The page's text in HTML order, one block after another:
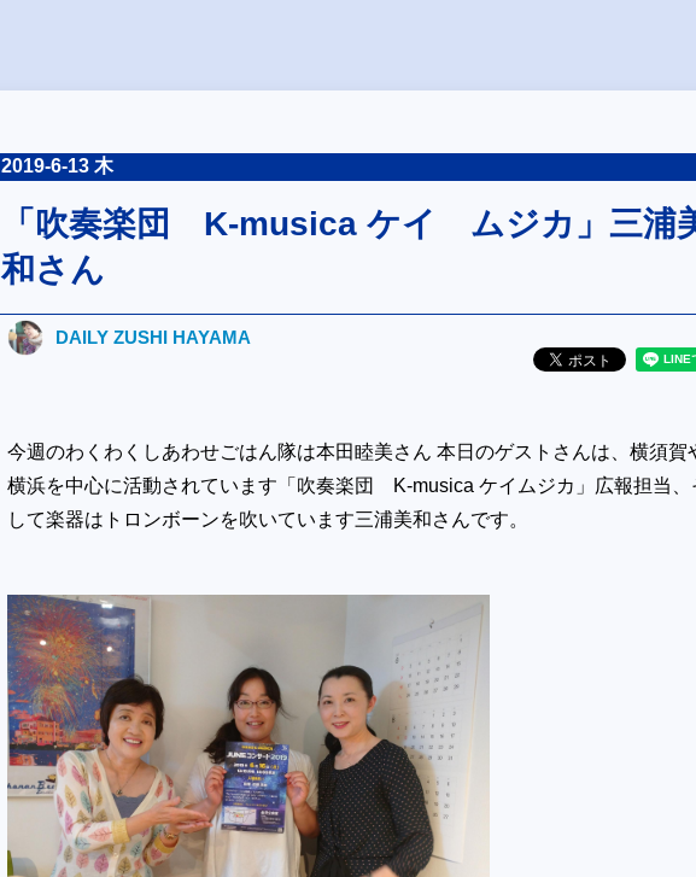
2019-6-13 木
「吹奏楽団 K-musica ケイ ムジカ」三浦
和さん
DAILY ZUSHI HAYAMA
今週のわくわくしあわせごはん隊は本田睦美さん 本日のゲストさんは、横須賀
横浜を中心に活動されています「吹奏楽団 K-musica ケイムジカ」広報担当、
して楽器はトロンボーンを吹いています三浦美和さんです。